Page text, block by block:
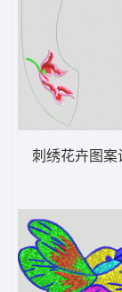
刺绣花卉图案